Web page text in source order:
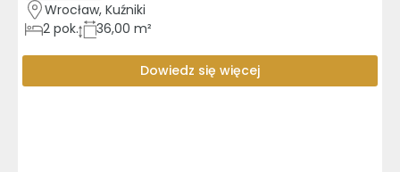
Wrocław, Kuźniki
2 pok. 36,00 m²
Dowiedz się więcej